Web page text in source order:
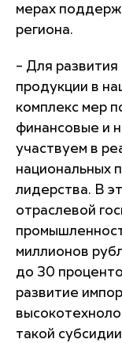
мерах
региона.
– Для
продукции в
комплекс мер
финансовые и
участвуем в
национальных
лидерства. В
отраслевой
миллионов
до 30
развитие
такой